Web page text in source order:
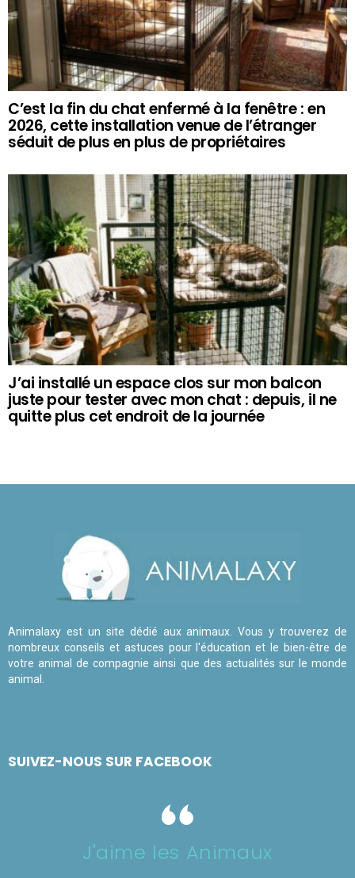
C’est la fin du chat enfermé à la fenêtre : en
2026, cette installation venue de l’étranger
séduit de plus en plus de propriétaires
J’ai installé un espace clos sur mon balcon
juste pour tester avec mon chat : depuis, il ne
quitte plus cet endroit de la journée
Animalaxy est un site dédié aux animaux. Vous y trouverez de
nombreux conseils et astuces pour l'éducation et le bien-être de
votre animal de compagnie ainsi que des actualités sur le monde
animal.
SUIVEZ-NOUS SUR FACEBOOK
J'aime les Animaux